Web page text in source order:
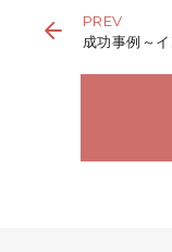
PREV